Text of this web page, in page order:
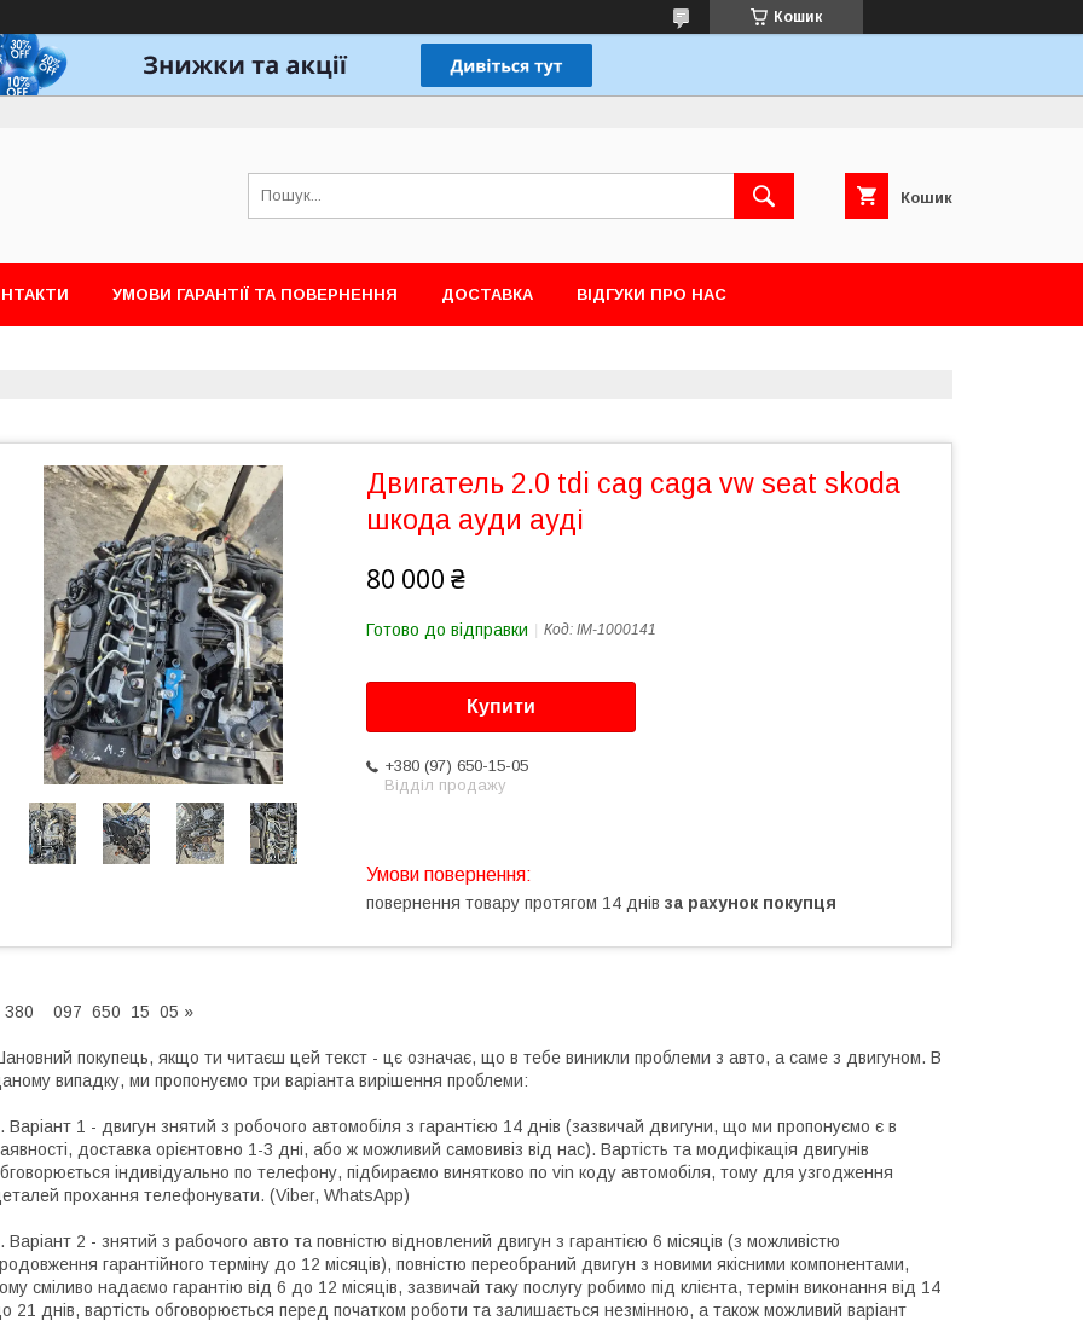
Кошик
Кошик
УМОВИ ГАРАНТІЇ ТА ПОВЕРНЕННЯ ДОСТАВКА ВІДГУКИ ПРО НАС
Двигатель 2.0 tdi cag caga vw seat skoda
шкода ауди ауді
80 000 ₴
Готово до відправки Код: IM-1000141
Купити
+380 (97) 650-15-05
Відділ продажу
повернення товару протягом 14 днів за рахунок покупця
380 097 650 15 05 »
покупець, якщо ти читаєш цей текст - цє означає, що в тебе виникли проблеми з авто, а саме з двигуном. В
випадку, ми пропонуємо три варіанта вирішення проблеми:
Варіант 1 - двигун знятий з робочого автомобіля з гарантією 14 днів (зазвичай двигуни, що ми пропонуємо є в
доставка орієнтовно 1-3 дні, або ж можливий самовивіз від нас). Вартість та модифікація двигунів
індивідуально по телефону, підбираємо винятково по vin коду автомобіля, тому для узгодження
прохання телефонувати. (Viber, WhatsApp)
Варіант 2 - знятий з рабочого авто та повністю відновлений двигун з гарантією 6 місяців (з можливістю
гарантійного терміну до 12 місяців), повністю переобраний двигун з новими якісними компонентами,
сміливо надаємо гарантію від 6 до 12 місяців, зазвичай таку послугу робимо під клієнта, термін виконання від 14
21 днів, вартість обговорюється перед початком роботи та залишається незмінною, а також можливий варіант